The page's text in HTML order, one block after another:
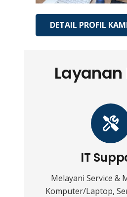
DETAIL PROFIL
IT
Melayani Service &
Komputer/Laptop,